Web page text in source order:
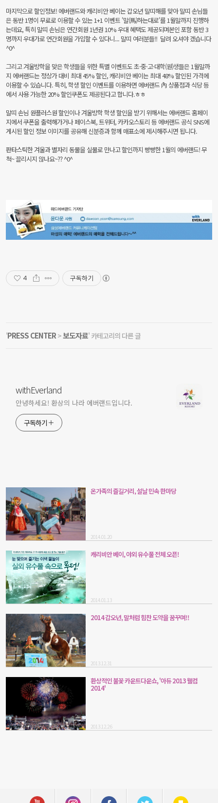
마지막으로 할인정보! 에버랜드와 캐리비안 베이는 갑오년 말띠해를 맞아 말띠 손님들
은 동반 1명이 무료로 이용할 수 있는 1+1 이벤트 '말(馬)하는대로'를 1월말까지 진행하
는데요, 특히 말띠 손님은 연간회원 1년권 10% 우대 혜택도 제공되며본인 포함 동반 3
명까지 우대가로 연간회원을 가입할 수 있다니... 말띠 여러분들!! 달려 오셔야 겠습니다
^0^
그리고 겨울방학을 맞은 학생들을 위한 특별 이벤트도 초·중·고·대학(원)생들은 1월말까
지 에버랜드는 정상가 대비 최대 45% 할인, 캐리비안 베이는 최대 48% 할인된 가격에
이용할 수 있습니다. 특히, 학생 할인 이벤트를 이용하면 에버랜드 內 상품점과 식당 등
에서 사용 가능한 20% 할인쿠폰도 제공된다고 합니다.ㅎㅎ
말띠 손님 원플러스원 할인이나 겨울방학 학생 할인을 받기 위해서는 에버랜드 홈페이
지에서 쿠폰을 출력해가거나 페이스북, 트위터, 카카오스토리 등 에버랜드 공식 SNS에
게시된 할인 정보 이미지를 공유해 신분증과 함께 매표소에 제시해주시면 됩니다.
판타스틱한 겨울과 별자리 동물을 실물로 만나고 할인까지 빵빵한 1월의 에버랜드! 무
척~ 끌리시지 않나요~?? ^0^
4 구독하기
'PRESS CENTER >보도자료' 카테고리의 다른 글
withEverland
안녕하세요! 환상의 나라 에버랜드입니다.
구독하기
온가족의 즐길거리, 설날 민속 한마당
2014.01.20
캐리비안 베이, 야외 유수풀 전체 오픈!
2014.01.13
2014 갑오년, 말처럼 힘찬 도약을 꿈꾸며!!
2013.12.31
환상적인 불꽃 카운트다운쇼, '아듀 2013 웰컴
2014'
2013.12.26